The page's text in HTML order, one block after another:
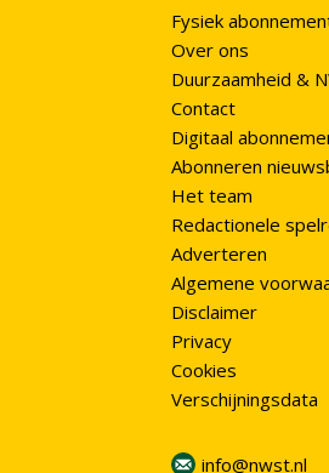
Fysiek
Over ons
Duurzaamheid &
Contact
Digitaal
Abonneren
Het team
Redactionele
Adverteren
Algemene
Disclaimer
Privacy
Cookies
Verschijningsdata
info@nwst.nl